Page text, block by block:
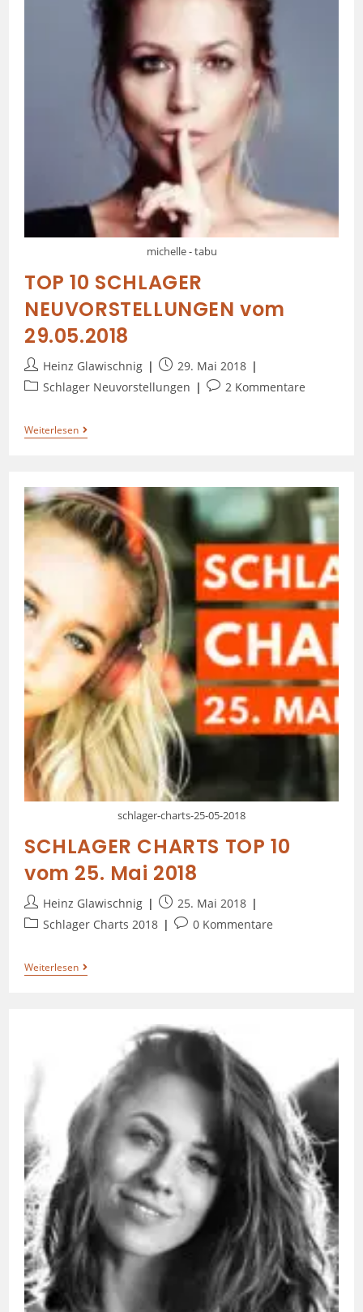
michelle - tabu
TOP 10 SCHLAGER
NEUVORSTELLUNGEN vom
29.05.2018
Heinz Glawischnig
29. Mai 2018
Schlager Neuvorstellungen
2 Kommentare
Weiterlesen
schlager-charts-25-05-2018
SCHLAGER CHARTS TOP 10
vom 25. Mai 2018
Heinz Glawischnig
25. Mai 2018
Schlager Charts 2018
0 Kommentare
Weiterlesen